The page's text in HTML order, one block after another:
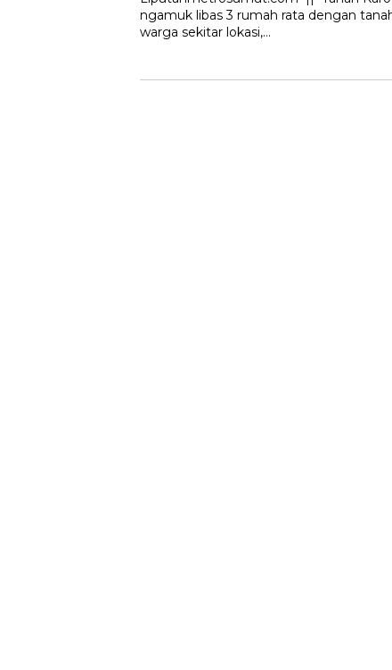
ngamuk libas 3 rumah rata dengan
warga sekitar lokasi,…